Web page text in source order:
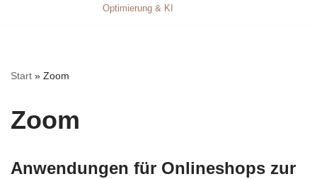
Optimierung & KI
Start » Zoom
Zoom
Anwendungen für Onlineshops zur